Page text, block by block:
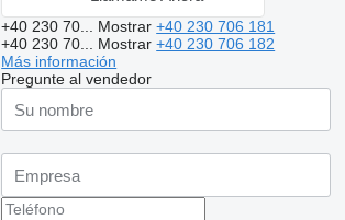
+40 230 70... Mostrar+40 230 706 181
+40 230 70... Mostrar+40 230 706 182
Más información
Pregunte al vendedor